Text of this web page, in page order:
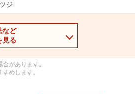
ジ
など
見る
があります。
めします。